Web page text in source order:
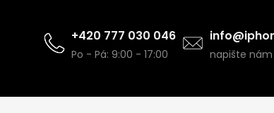
+420 777 030 046
Po - Pá: 9:00 - 17:00 napište nám